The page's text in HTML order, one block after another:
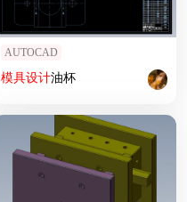
AUTOCAD
模具设计油杯